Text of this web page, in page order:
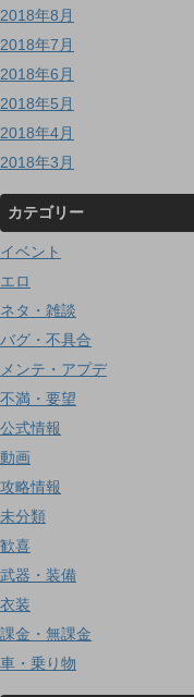
2018年8月
2018年7月
2018年6月
2018年5月
2018年4月
2018年3月
カテゴリー
イベント
エロ
ネタ・雑談
バグ・不具合
メンテ・アプデ
不満・要望
公式情報
動画
攻略情報
未分類
歓喜
武器・装備
衣装
課金・無課金
車・乗り物